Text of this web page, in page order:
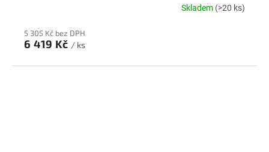
Skladem (>20 ks)
5 305 Kč bez DPH
6 419 Kč / ks